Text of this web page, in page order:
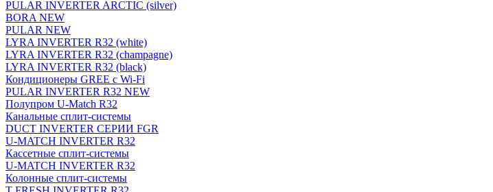
PULAR INVERTER ARCTIC (silver)
BORA NEW
PULAR NEW
LYRA INVERTER R32 (white)
LYRA INVERTER R32 (champagne)
LYRA INVERTER R32 (black)
Кондиционеры GREE с Wi-Fi
PULAR INVERTER R32 NEW
Полупром U-Match R32
Канальные сплит-системы
DUCT INVERTER СЕРИИ FGR
U-MATCH INVERTER R32
Кассетные сплит-системы
U-MATCH INVERTER R32
Колонные сплит-системы